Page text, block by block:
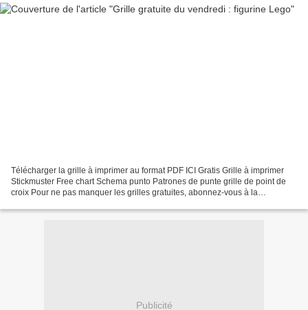
Télécharger la grille à imprimer au format PDF ICI Gratis Grille à imprimer
Stickmuster Free chart Schema punto Patrones de punte grille de point de
croix Pour ne pas manquer les grilles gratuites, abonnez-vous à la
Publicité